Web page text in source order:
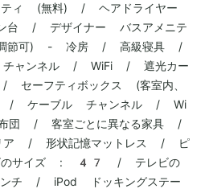
ィ (無料) / ヘアドライヤー
/ デザイナー バスアメニテ
節可) - 冷房 / 高級寝具 /
ャンネル / WiFi / 遮光カー
ーフティボックス (客室内、
能) / ケーブル チャンネル / Wi
団 / 客室ごとに異なる家具 /
リア / 形状記憶マットレス / ピ
のサイズ : 47 / テレビの
チ / iPod ドッキングステー